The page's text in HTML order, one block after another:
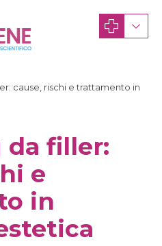
cause, rischi e trattamento in
filler:
e
in